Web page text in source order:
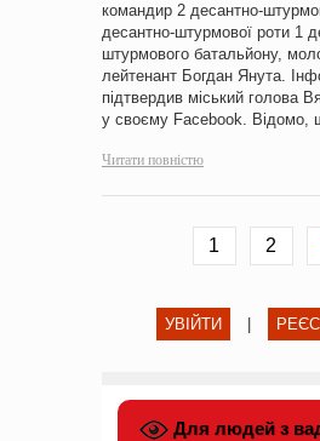
командир 2 десантно-
десантно-штурмової роти 1
штурмового батальйону,
лейтенант Богдан Янута.
підтвердив міський голова
у своєму Facebook.
Читати повністю
1 2
УВІЙТИ
Для людей з